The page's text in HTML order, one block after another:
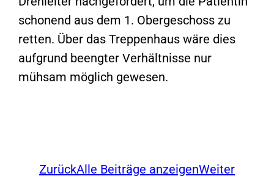
schonend aus dem 1. Obergeschoss zu
retten. Über das Treppenhaus wäre dies
aufgrund beengter Verhältnisse nur
mühsam möglich gewesen.
ZurückAlle Beiträge anzeigenWeiter